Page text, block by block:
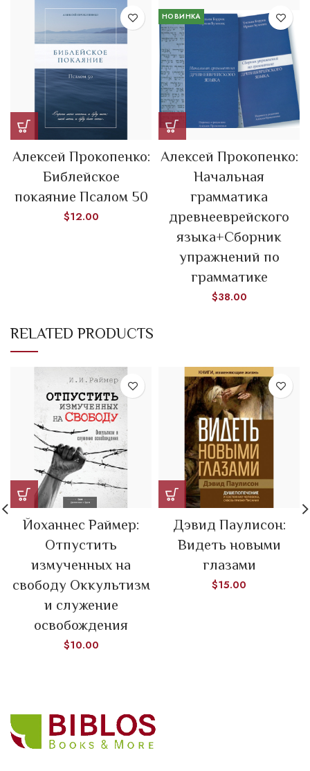
Алексей Прокопенко:
Библейское
покаяние Псалом 50
$12.00
НОВИНКА
Алексей Прокопенко:
Начальная
грамматика
древнееврейского
языка+Сборник
упражнений по
грамматике
$38.00
RELATED PRODUCTS
Йоханнес Раймер:
Отпустить
измученных на
свободу Оккультизм
и служение
освобождения
$10.00
Дэвид Паулисон:
Видеть новыми
глазами
$15.00